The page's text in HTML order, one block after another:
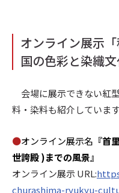
オンライン展示
国の色彩と染織文
会場に展示できない紅
料・染料も紹介していま
●オンライン展示名 『首
世誇殿 )までの風景』
オンライン展示 URL:
churashima-ryukyu-